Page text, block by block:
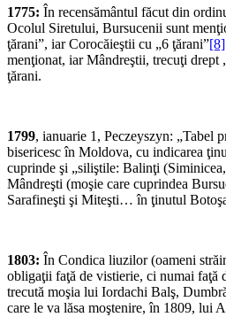
1775: În recensământul făcut din
Ocolul Siretului, Bursucenii sunt
ţărani”, iar Corocăieştii cu „6 ţărani”[8]
menţionat, iar Mândreştii, trecuţi drept
ţărani.
1799, ianuarie 1, Peczeyszyn: „Tabel
bisericesc în Moldova, cu indicarea
cuprinde şi „siliştile: Balinţi
Mândreşti (moşie care cuprindea
Sarafineşti şi Miteşti… în ţinutul
1803: În Condica liuzilor (oameni
obligaţii faţă de vistierie, ci numai faţă
trecută moşia lui Iordachi Balş,
care le va lăsa moştenire, în 1809, lui